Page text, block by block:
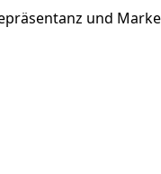
und